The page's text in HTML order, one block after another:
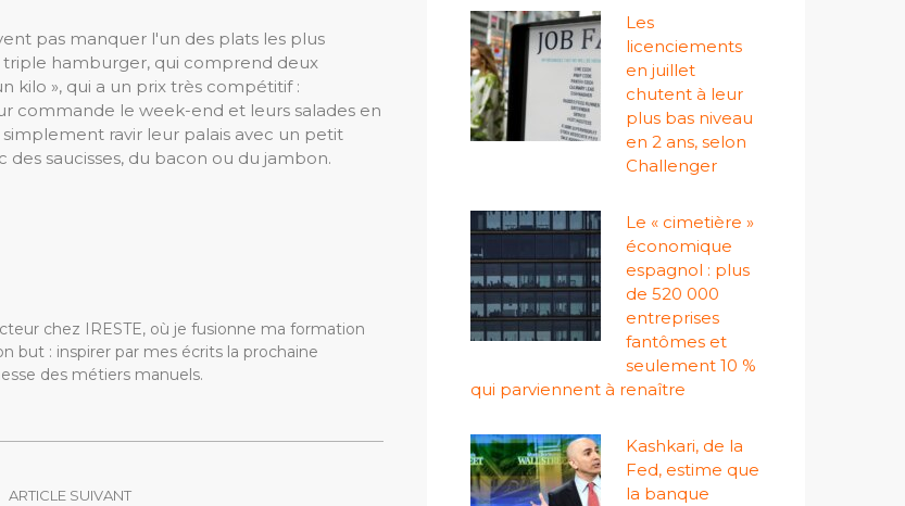
pas manquer l'un des plats les plus
triple hamburger, qui comprend deux
kilo », qui a un prix très compétitif :
commande le week-end et leurs salades en
ravir leur palais avec un petit
saucisses, du bacon ou du jambon.
chez IRESTE, où je fusionne ma formation
but : inspirer par mes écrits la prochaine
des métiers manuels.
ARTICLE SUIVANT
Les
licenciements
en juillet
chutent à leur
plus bas niveau
en 2 ans, selon
Challenger
Le « cimetière »
économique
espagnol : plus
de 520 000
entreprises
fantômes et
seulement 10 %
qui parviennent à renaître
Kashkari, de la
Fed, estime que
la banque